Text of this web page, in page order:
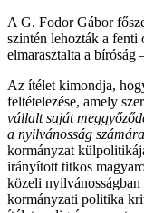
A G. Fodor Gábor
szintén lehozták a fenti
elmarasztalta a bíróság
Az ítélet kimondja,
feltételezése, amely
vállalt saját
a nyilvánosság
kormányzat
irányított titkos
közeli
kormányzati politika